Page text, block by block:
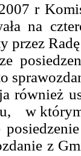
r
na
przez
również
w którym
z